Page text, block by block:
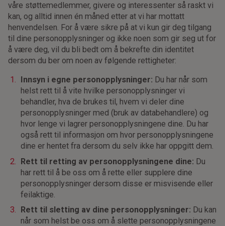
våre støttemedlemmer, givere og interessenter så raskt vi
kan, og alltid innen én måned etter at vi har mottatt
henvendelsen. For å være sikre på at vi kun gir deg tilgang
til dine personopplysninger og ikke noen som gir seg ut for
å være deg, vil du bli bedt om å bekrefte din identitet
dersom du ber om noen av følgende rettigheter:
Innsyn i egne personopplysninger: Du har når som
helst rett til å vite hvilke personopplysninger vi
behandler, hva de brukes til, hvem vi deler dine
personopplysninger med (bruk av databehandlere) og
hvor lenge vi lagrer personopplysningene dine. Du har
også rett til informasjon om hvor personopplysningene
dine er hentet fra dersom du selv ikke har oppgitt dem.
Rett til retting av personopplysningene dine: Du
har rett til å be oss om å rette eller supplere dine
personopplysninger dersom disse er misvisende eller
feilaktige.
Rett til sletting av dine personopplysninger: Du kan
når som helst be oss om å slette personopplysningene